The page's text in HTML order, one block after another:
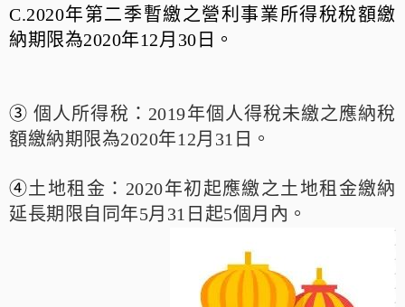
C.2020年第二季暫繳之營利事業所得稅稅額繳
納期限為2020年12月30日。
③個人所得稅：2019年個人得稅未繳之應納稅
額繳納期限為2020年12月31日。
④土地租金：2020年初起應繳之土地租金繳納
延長期限自同年5月31日起5個月內。